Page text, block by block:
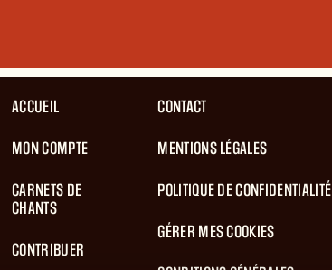
ACCUEIL
MON COMPTE
CARNETS DE
CHANTS
CONTRIBUER
CONTACT
MENTIONS LÉGALES
POLITIQUE DE CONFIDENTIALITÉ
GÉRER MES COOKIES